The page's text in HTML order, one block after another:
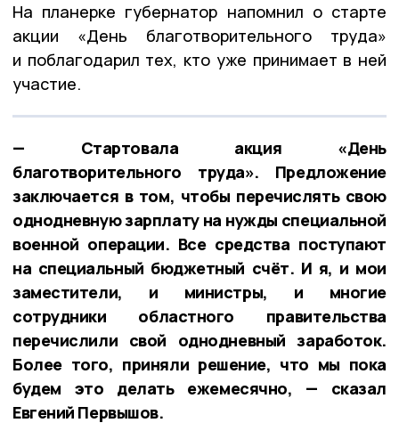
На планерке губернатор напомнил о старте
акции «День благотворительного труда»
и поблагодарил тех, кто уже принимает в ней
участие.
— Стартовала акция «День
благотворительного труда». Предложение
заключается в том, чтобы перечислять свою
однодневную зарплату на нужды специальной
военной операции. Все средства поступают
на специальный бюджетный счёт. И я, и мои
заместители, и министры, и многие
сотрудники областного правительства
перечислили свой однодневный заработок.
Более того, приняли решение, что мы пока
будем это делать ежемесячно, — сказал
Евгений Первышов.